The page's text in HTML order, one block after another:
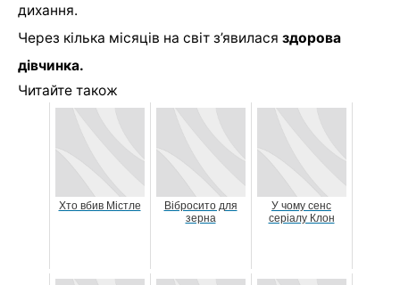
дихання.
Через кілька місяців на світ з’явилася здорова
дівчинка.
Читайте також
Хто вбив Містле
Вібросито для
зерна
У чому сенс
серіалу Клон